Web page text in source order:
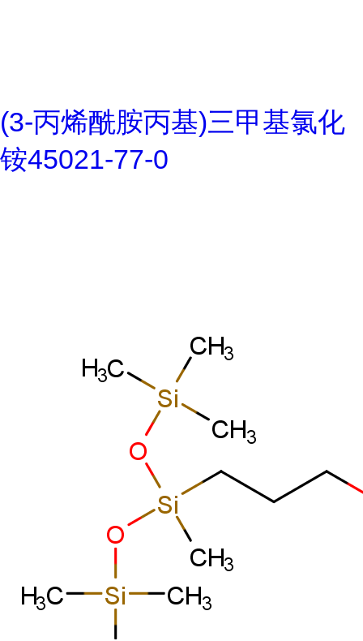
(3-丙烯酰胺丙基)三甲基氯化
铵45021-77-0